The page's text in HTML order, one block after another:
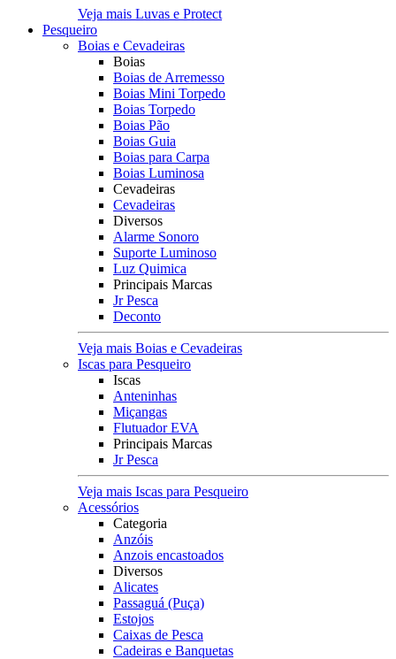
Veja mais Luvas e Protect
Pesqueiro
Boias e Cevadeiras
Boias
Boias de Arremesso
Boias Mini Torpedo
Boias Torpedo
Boias Pão
Boias Guia
Boias para Carpa
Boias Luminosa
Cevadeiras
Cevadeiras
Diversos
Alarme Sonoro
Suporte Luminoso
Luz Quimica
Principais Marcas
Jr Pesca
Deconto
Veja mais Boias e Cevadeiras
Iscas para Pesqueiro
Iscas
Anteninhas
Miçangas
Flutuador EVA
Principais Marcas
Jr Pesca
Veja mais Iscas para Pesqueiro
Acessórios
Categoria
Anzóis
Anzois encastoados
Diversos
Alicates
Passaguá (Puça)
Estojos
Caixas de Pesca
Cadeiras e Banquetas